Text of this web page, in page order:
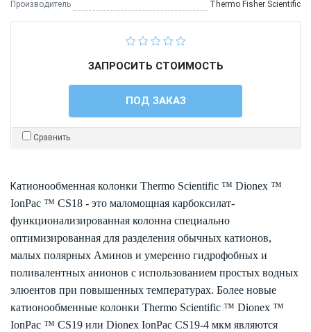
Производитель
Thermo Fisher Scientific
ЗАПРОСИТЬ СТОИМОСТЬ
ПОД ЗАКАЗ
Сравнить
Катионообменная колонки Thermo Scientific ™ Dionex ™
IonPac ™ CS18 - это маломощная карбоксилат-
функционализированная колонна специально
оптимизированная для разделения обычных катионов,
малых полярных Аминов и умеренно гидрофобных и
поливалентных анионов с использованием простых водных
элюентов при повышенных температурах. Более новые
катионообменные колонки Thermo Scientific ™ Dionex ™
IonPac ™ CS19 или Dionex IonPac CS19-4 мкм являются